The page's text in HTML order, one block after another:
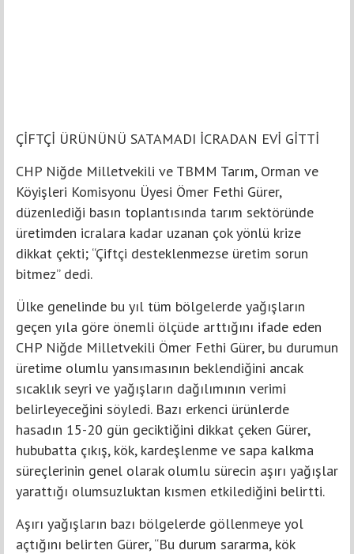
ÇİFTÇİ ÜRÜNÜNÜ SATAMADI İCRADAN EVİ GİTTİ
CHP Niğde Milletvekili ve TBMM Tarım, Orman ve
Köyişleri Komisyonu Üyesi Ömer Fethi Gürer,
düzenlediği basın toplantısında tarım sektöründe
üretimden icralara kadar uzanan çok yönlü krize
dikkat çekti; “Çiftçi desteklenmezse üretim sorun
bitmez” dedi.
Ülke genelinde bu yıl tüm bölgelerde yağışların
geçen yıla göre önemli ölçüde arttığını ifade eden
CHP Niğde Milletvekili Ömer Fethi Gürer, bu durumun
üretime olumlu yansımasının beklendiğini ancak
sıcaklık seyri ve yağışların dağılımının verimi
belirleyeceğini söyledi. Bazı erkenci ürünlerde
hasadın 15-20 gün geciktiğini dikkat çeken Gürer,
hububatta çıkış, kök, kardeşlenme ve sapa kalkma
süreçlerinin genel olarak olumlu sürecin aşırı yağışlar
yarattığı olumsuzluktan kısmen etkilediğini belirtti.
Aşırı yağışların bazı bölgelerde göllenmeye yol
açtığını belirten Gürer, “Bu durum sararma, kök